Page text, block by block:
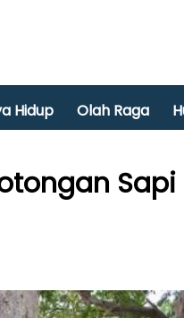
Hidup Olah Raga
Sapi